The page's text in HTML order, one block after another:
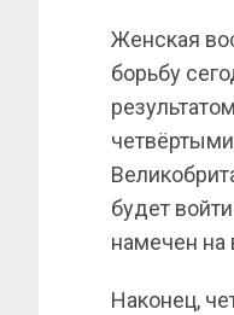
Женская
борьбу
будет
намечен на
Наконец,